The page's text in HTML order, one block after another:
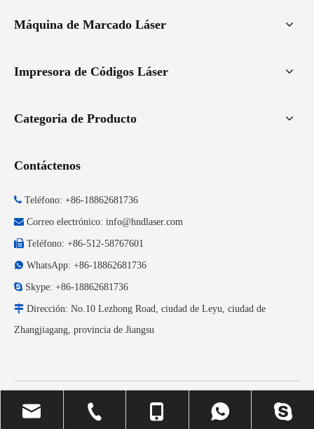
Máquina de Marcado Láser
Impresora de Códigos Láser
Categoria de Producto
Contáctenos
 Teléfono: +86-18862681736
 Correo electrónico: info@hndlaser.com
 Teléfono: +86-512-58767601
 WhatsApp: +86-18862681736
 Skype: +86-18862681736
 Dirección: No.10 Lezhong Road, ciudad de Leyu, ciudad de
Zhangjiagang, provincia de Jiangsu
Copyright © 2023 HND Laser Todos los derechos reservados. Sitemap